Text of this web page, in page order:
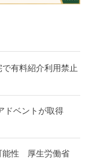
有料紹介利用禁止
ドベントが取得
能性 厚生労働省